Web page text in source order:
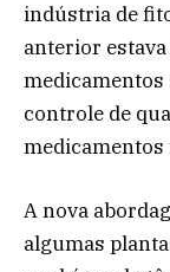
indústria de
anterior estava
controle de
medicamentos
A nova
algumas